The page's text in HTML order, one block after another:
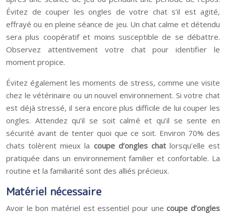
Évitez de couper les ongles de votre chat s’il est agité,
effrayé ou en pleine séance de jeu. Un chat calme et détendu
sera plus coopératif et moins susceptible de se débattre.
Observez attentivement votre chat pour identifier le
moment propice.
Évitez également les moments de stress, comme une visite
chez le vétérinaire ou un nouvel environnement. Si votre chat
est déjà stressé, il sera encore plus difficile de lui couper les
ongles. Attendez qu’il se soit calmé et qu’il se sente en
sécurité avant de tenter quoi que ce soit. Environ 70% des
chats tolèrent mieux la coupe d’ongles chat lorsqu’elle est
pratiquée dans un environnement familier et confortable. La
routine et la familiarité sont des alliés précieux.
Matériel nécessaire
Avoir le bon matériel est essentiel pour unecoupe d’ongles